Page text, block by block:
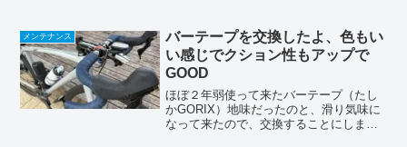
メンテナンス
バーテープを交換したよ、色もい
い感じでクション性もアップで
GOOD
ほぼ２年弱使って来たバーテープ（たし
かGORIX）地味だったのと、滑り気味に
なって来たので、交換することにしまし